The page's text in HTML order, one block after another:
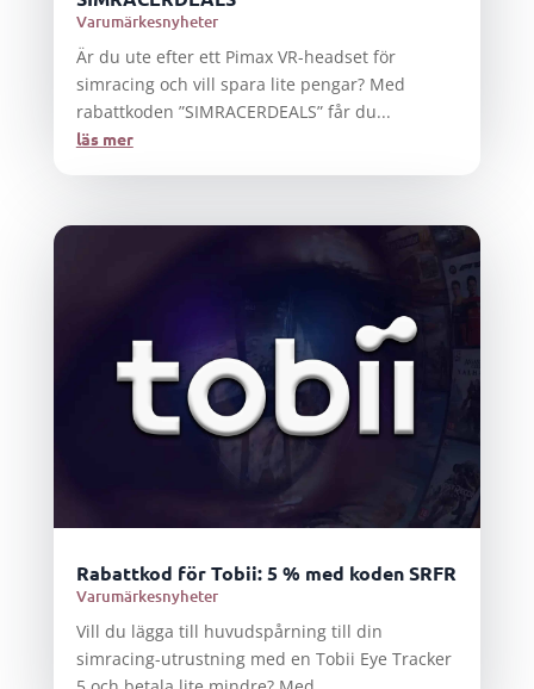
Varumärkesnyheter
Är du ute efter ett Pimax VR-headset för
simracing och vill spara lite pengar? Med
rabattkoden ”SIMRACERDEALS” får du...
läs mer
Rabattkod för Tobii: 5 % med koden SRFR
Varumärkesnyheter
Vill du lägga till huvudspårning till din
simracing-utrustning med en Tobii Eye Tracker